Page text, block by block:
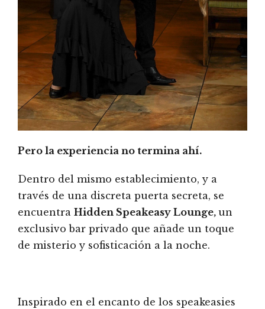
Pero la experiencia no termina ahí.
Dentro del mismo establecimiento, y a
través de una discreta puerta secreta, se
encuentra Hidden Speakeasy Lounge, un
exclusivo bar privado que añade un toque
de misterio y sofisticación a la noche.
Inspirado en el encanto de los speakeasies